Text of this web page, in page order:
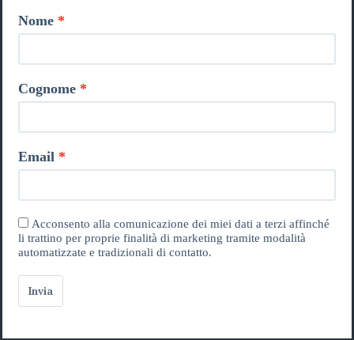
Nome
Cognome
Email
Acconsento alla comunicazione dei miei dati a terzi affinché
li trattino per proprie finalità di marketing tramite modalità
automatizzate e tradizionali di contatto.
Invia